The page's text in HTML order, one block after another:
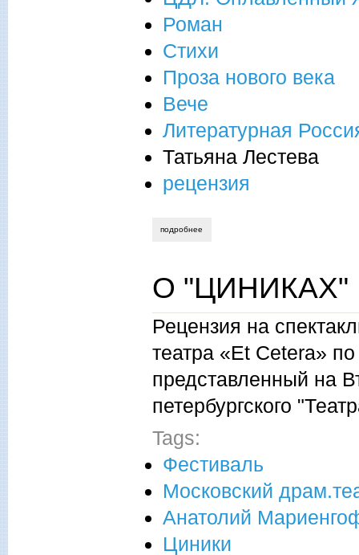
Роман
Стихи
Проза нового века
Вече
Литературная
Татьяна Лестева
рецензия
подробнее
О
Рецензия на
театра «Et Сetera»
представленный на
петербургского
Tags:
Фестиваль
Московский
Анатолий
Циники